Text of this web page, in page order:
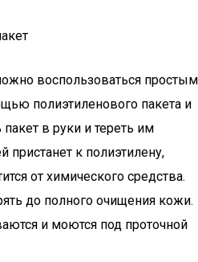
воспользоваться простым
полиэтиленового пакета и
в руки и тереть им
пристанет к полиэтилену,
от химического средства.
до полного очищения кожи.
и моются под проточной